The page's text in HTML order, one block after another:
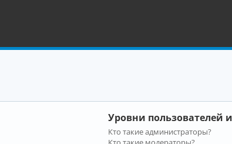
Уровни пользователей
Кто такие администраторы?